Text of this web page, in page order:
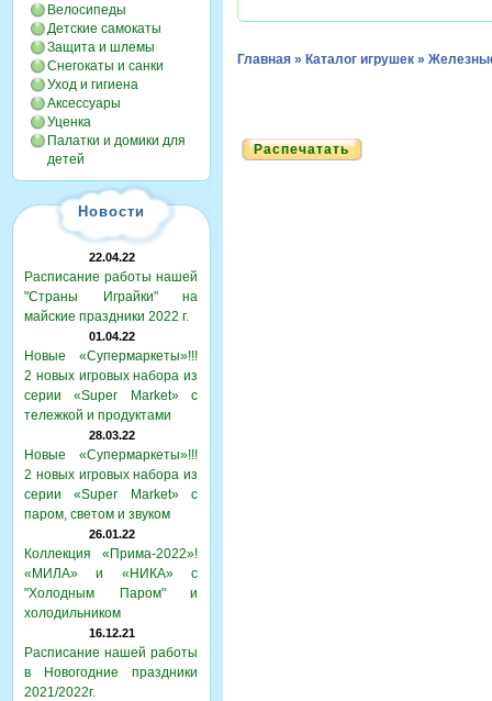
Велосипеды
Детские самокаты
Защита и шлемы
Снегокаты и санки
Уход и гигиена
Аксессуары
Уценка
Палатки и домики для
детей
Новости
22.04.22
Расписание работы нашей
"Страны Играйки" на
майские праздники 2022 г.
01.04.22
Новые «Супермаркеты»!!!
2 новых игровых набора из
серии «Super Market» с
тележкой и продуктами
28.03.22
Новые «Супермаркеты»!!!
2 новых игровых набора из
серии «Super Market» с
паром, светом и звуком
26.01.22
Коллекция «Прима-2022»!
«МИЛА» и «НИКА» с
"Холодным Паром" и
холодильником
16.12.21
Расписание нашей работы
в Новогодние праздники
2021/2022г.
Главная » Каталог игрушек »
Распечатать